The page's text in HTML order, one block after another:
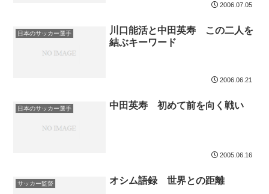
2006.07.05
日本のサッカー選手
川口能活と中田英寿 この二人を
結ぶキーワード
2006.06.21
日本のサッカー選手 中田英寿 初めて前を向く戦い
2005.06.16
サッカー監督 オシム語録 世界との距離